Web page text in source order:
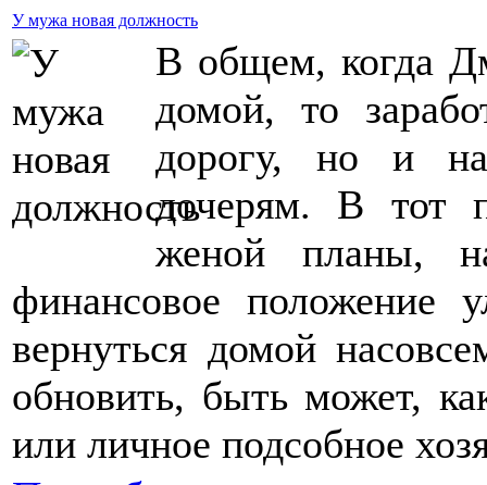
У мужа новая должность
В общем, когда
домой, то
дорогу, но и
дочерям. В тот
женой планы,
финансовое положение
вернуться домой
обновить, быть может,
или личное подсобное